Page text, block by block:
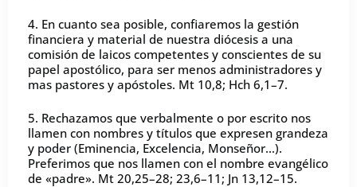
4. En cuanto sea posible, confiaremos la gestión
financiera y material de nuestra diócesis a una
comisión de laicos competentes y conscientes de su
papel apostólico, para ser menos administradores y
mas pastores y apóstoles. Mt 10,8; Hch 6,1–7.
5. Rechazamos que verbalmente o por escrito nos
llamen con nombres y títulos que expresen grandeza
y poder (Eminencia, Excelencia, Monseñor…).
Preferimos que nos llamen con el nombre evangélico
de «padre». Mt 20,25–28; 23,6–11; Jn 13,12–15.